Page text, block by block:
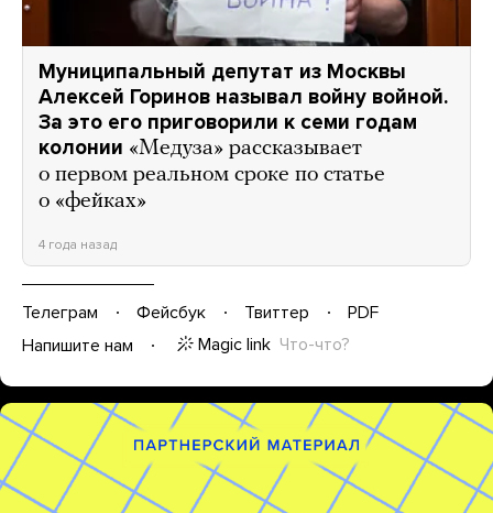
Муниципальный депутат из Москвы
Алексей Горинов называл войну войной.
За это его приговорили к семи годам
колонии «Медуза» рассказывает
о первом реальном сроке по статье
о «фейках»
4 года назад
Телеграм Фейсбук Твиттер
PDF
Напишите нам
Magic link Что-что?